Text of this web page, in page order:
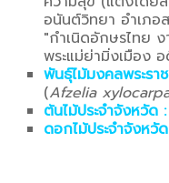
อนันต์วิทยา อำเภอ
"กำเนิดอักษรไทย
พระแม่ย่ามิ่งเมือง
พันธุ์ไม้มงคลพระรา
(Afzelia
ต้นไม้ประจำจังหวัด :
ดอกไม้ประจำจังหวั